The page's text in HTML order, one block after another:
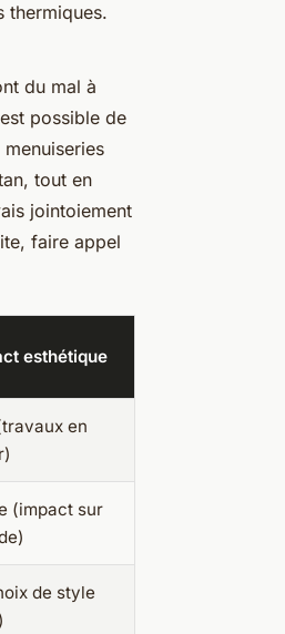
thermiques.
du mal à
possible de
tout en
jointoiement
faire appel
esthétique
en
(impact sur
de style